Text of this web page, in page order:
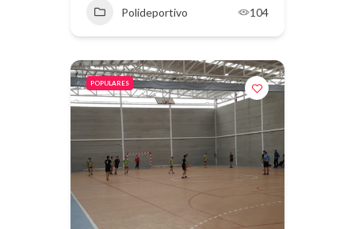
Polideportivo 104
POPULARES